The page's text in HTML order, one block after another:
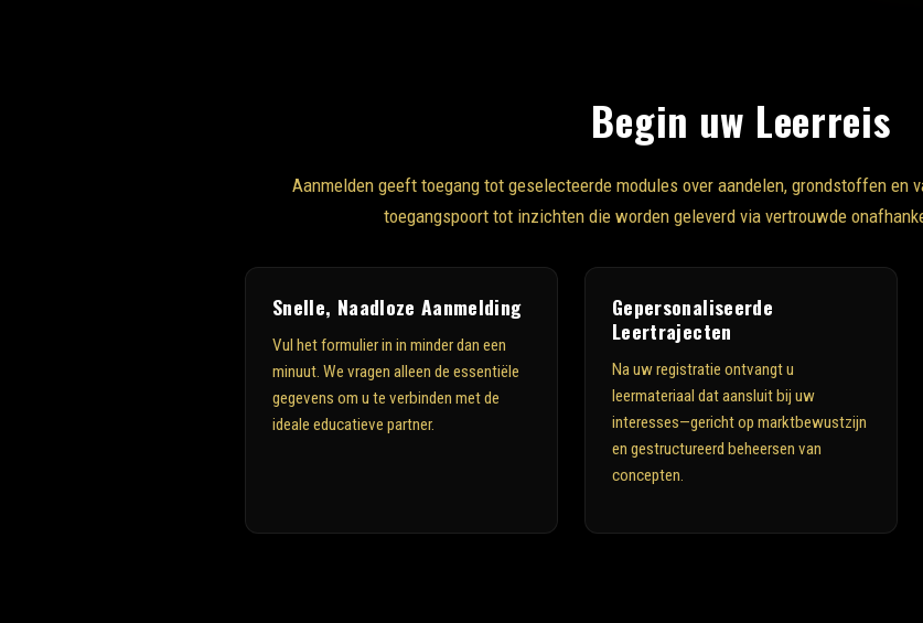
Begin uw Leerreis
Aanmelden geeft toegang tot geselecteerde modules over aandelen, grondstoffen en
toegangspoort tot inzichten die worden geleverd via vertrouwde
Snelle, Naadloze Aanmelding
Vul het formulier in in minder dan een
minuut. We vragen alleen de essentiële
gegevens om u te verbinden met de
ideale educatieve partner.
Gepersonaliseerde
Leertrajecten
Na uw registratie ontvangt u
leermateriaal dat aansluit bij uw
interesses—gericht op marktbewustzijn
en gestructureerd beheersen van
concepten.